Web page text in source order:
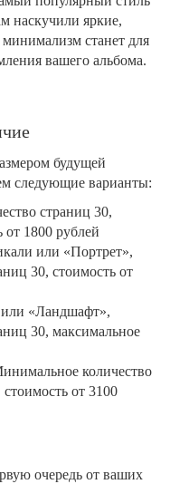
наскучили яркие,
станет для
вашего альбома.
будущей
следующие варианты:
страниц 30,
от 1800 рублей
или «Портрет»,
30, стоимость от
«Ландшафт»,
30, максимальное
количество
от 3100
очередь от ваших